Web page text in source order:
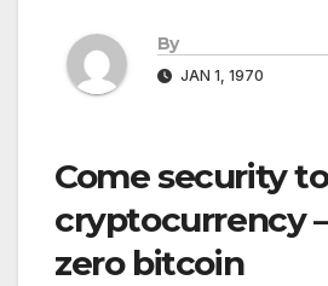
By
JAN 1, 1970
Come security
cryptocurrency
zero bitcoin